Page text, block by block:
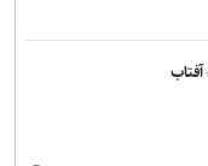
رسانه‌ای
آفتاب